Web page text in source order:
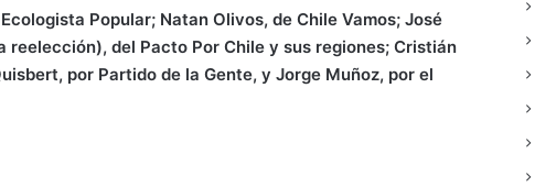
Popular; Natan Olivos, de Chile Vamos; José
del Pacto Por Chile y sus regiones; Cristián
por Partido de la Gente, y Jorge Muñoz, por el